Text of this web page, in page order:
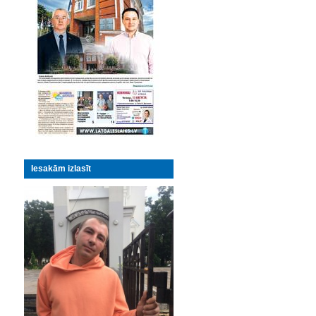
Iesakām izlasīt